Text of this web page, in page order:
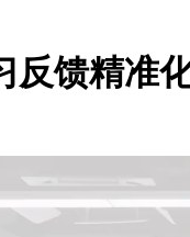
反馈精准